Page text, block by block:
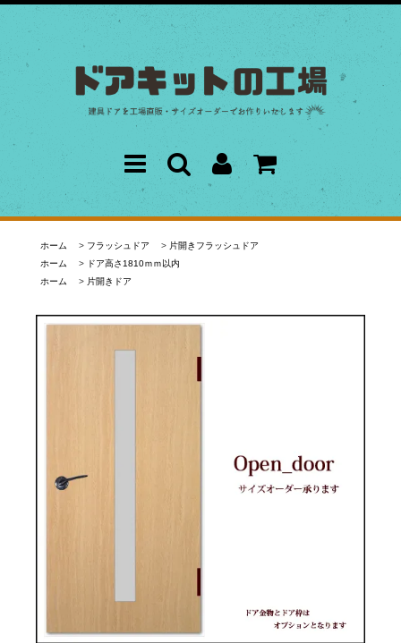
ホーム > フラッシュドア > 片開きフラッシュドア
ホーム
> ドア高さ1810ｍｍ以内
ホーム
> 片開きドア